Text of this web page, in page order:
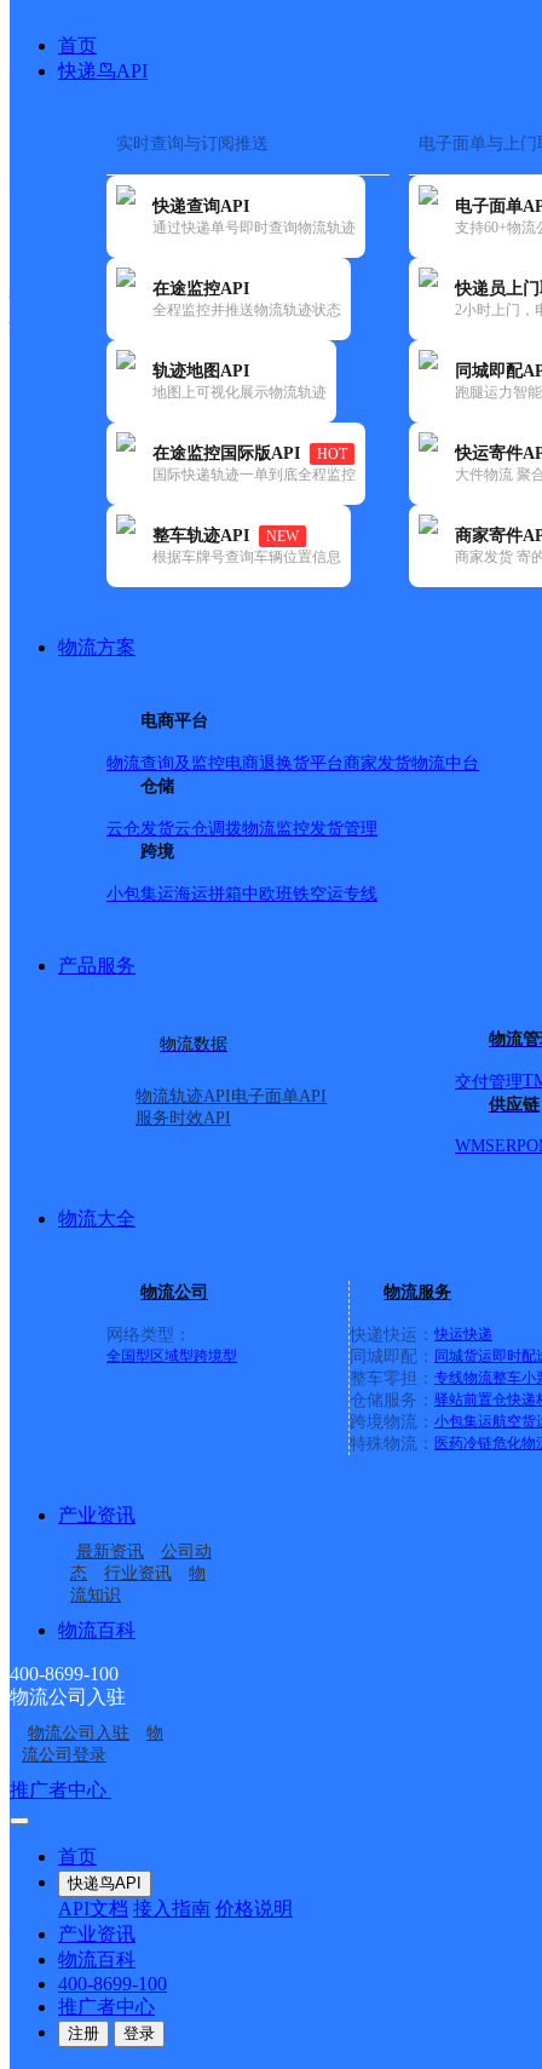
首页
快递鸟API
实时查询与订阅推送
快递查询API
通过快递单号即时查询物流轨迹
在途监控API
全程监控并推送物流轨迹状态
轨迹地图API
地图上可视化展示物流轨迹
在途监控国际版API
HOT
国际快递轨迹一单到底全程监控
整车轨迹API
NEW
根据车牌号查询车辆位置信息
电子面单与上门
电子面单
支持60+物流
快递员上
2小时上门，
同城即配
跑腿运力智
快运寄件
大件物流 聚
商家寄件
商家发货 寄
物流方案
电商平台
物流查询及监控电商退换货平台商家发货物流中台
仓储
云仓发货云仓调拨物流监控发货管理
跨境
小包集运海运拼箱中欧班铁空运专线
产品服务
物流数据
物流轨迹API电子面单API
服务时效API
物流
交付管理
供应链
WMSERP
物流大全
物流公司
网络类型：
全国型 区域型跨境型
物流服务
快递快运： 快运快递
同城即配： 同城货运即时配
整车零担： 专线物流整车小
仓储服务： 驿站前置仓快递
跨境物流： 小包集运航空货
特殊物流： 医药冷链危化物
产业资讯
最新资讯
公司动
态
行业资讯
物
流知识
物流百科
400-8699-100
物流公司入驻
物流公司入驻
物
流公司登录
推广者中心
首页
快递鸟API
API文档 接入指南 价格说明
产业资讯
物流百科
400-8699-100
推广者中心
注册 登录
快运大全 快递时效
极兔
辽阳晟宝龙网点
更新时间：2021-11-26 00:00:00
所属快递：极兔速递
所属区域：辽宁省-辽阳市-白塔区
网点地址：辽阳市白塔区文圣路238号
网点负责人：
永寿胡同便民寄存点
辽宁辽阳公司北哨分部
辽宁辽阳公司胜利街道
白塔站分部
辽宁辽阳公司友谊合作
寄存点分部
辽宁辽阳公司六一委便
民寄存点
辽宁辽阳公司佰亿分部
辽宁辽阳公司富虹分部
接口API
API接口 DEMO下载
关于我们
公司介绍 企业动态
合作伙伴 快递鸟接口服务协议
户隐私政策